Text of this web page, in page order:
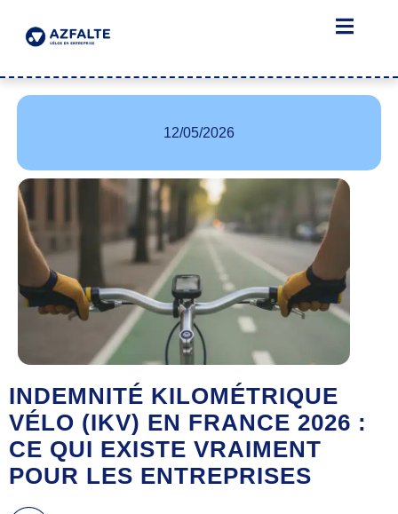
12/05/2026
INDEMNITÉ KILOMÉTRIQUE
VÉLO (IKV) EN FRANCE 2026 :
CE QUI EXISTE VRAIMENT
POUR LES ENTREPRISES